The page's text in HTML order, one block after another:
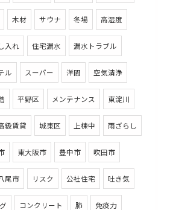
木材 サウナ 冬場 高湿度
入れ 住宅漏水 漏水トラブル
ル スーパー 洋間 空気清浄
平野区 メンテナンス 東淀川
級賃貸 城東区 上棟中 雨ざらし
東大阪市 豊中市 吹田市
尾市 リスク 公社住宅 吐き気
コンクリート 肺 免疫力